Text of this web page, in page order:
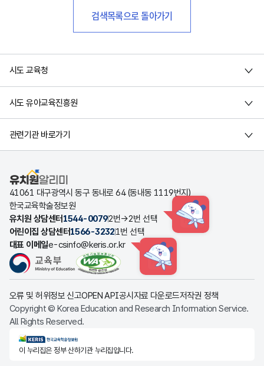
검색목록으로 돌아가기
시도 교육청
시도 유아교육진흥원
관련기관 바로가기
유치원알리미
41061 대구광역시 동구 동내로 64 (동내동 1119번지)
한국교육학술정보원
유치원 상담센터 1544-00792번→2번 선택 HINT
어린이집 상담센터1566-32321번 선택
대표 이메일e-csinfo@keris.or.kr
HINT
오류 및 허위정보 신고OPEN API공시자료 다운로드저작권 정책
Copyright © Korea Education and Research Information Service.
All Rights Reserved.
KERIS한국교육학술정보원
이 누리집은 정부 산하기관 누리집입니다.